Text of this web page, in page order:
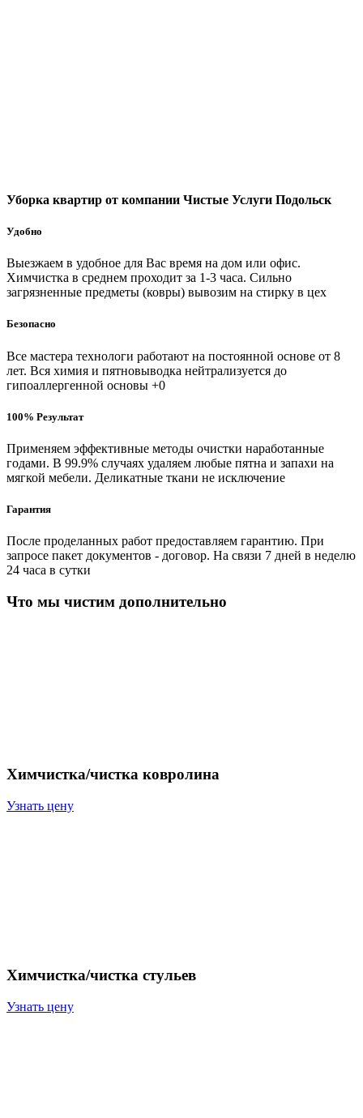
Уборка квартир от компании Чистые Услуги Подольск
Удобно
Выезжаем в удобное для Вас время на дом или офис.
Химчистка в среднем проходит за 1-3 часа. Сильно
загрязненные предметы (ковры) вывозим на стирку в цех
Безопасно
Все мастера технологи работают на постоянной основе от 8
лет. Вся химия и пятновыводка нейтрализуется до
гипоаллергенной основы +0
100% Результат
Применяем эффективные методы очистки наработанные
годами. В 99.9% случаях удаляем любые пятна и запахи на
мягкой мебели. Деликатные ткани не исключение
Гарантия
После проделанных работ предоставляем гарантию. При
запросе пакет документов - договор. На связи 7 дней в неделю
24 часа в сутки
Что мы чистим дополнительно
Химчистка/чистка ковролина
Узнать цену
Химчистка/чистка стульев
Узнать цену